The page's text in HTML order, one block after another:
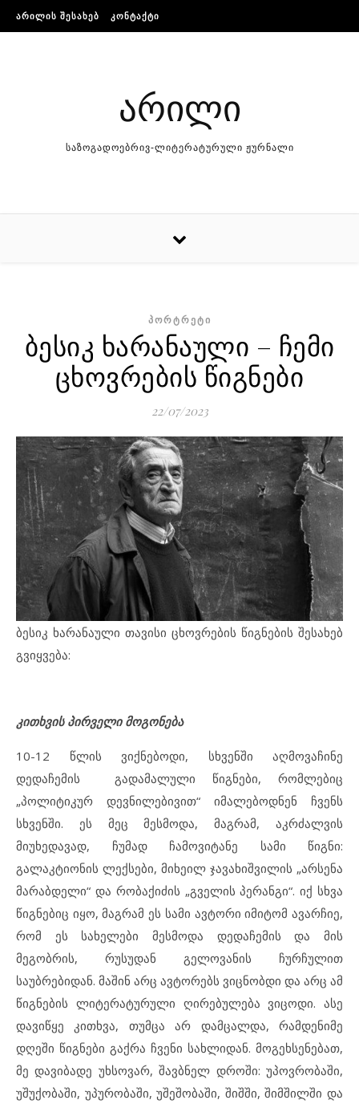
Skip to content
ᲐᲠᲘᲚᲘᲡ ᲨᲔᲡᲐᲮᲔᲑ ᲙᲝᲜᲢᲐᲥᲢᲘ
არილი
საზოგადოებრივ-ლიტერატურული ჟურნალი
ᲞᲝᲠᲢᲠᲔᲢᲘ
ბესიკ ხარანაული – ჩემი
ცხოვრების წიგნები
22/07/2023
ბესიკ ხარანაული თავისი ცხოვრების წიგნების შესახებ
გვიყვება:
კითხვის პირველი მოგონება
10-12 წლის ვიქნებოდი, სხვენში აღმოვაჩინე
დედაჩემის გადამალული წიგნები, რომლებიც
„პოლიტიკურ დევნილებივით“ იმალებოდნენ ჩვენს
სხვენში. ეს მეც მესმოდა, მაგრამ, აკრძალვის
მიუხედავად, ჩუმად ჩამოვიტანე სამი წიგნი:
გალაკტიონის ლექსები, მიხეილ ჯავახიშვილის „არსენა
მარაბდელი“ და რობაქიძის „გველის პერანგი“. იქ სხვა
წიგნებიც იყო, მაგრამ ეს სამი ავტორი იმიტომ ავარჩიე,
რომ ეს სახელები მესმოდა დედაჩემის და მის
მეგობრის, რუსუდან გელოვანის ჩურჩულით
საუბრებიდან. მაშინ არც ავტორებს ვიცნობდი და არც ამ
წიგნების ლიტერატურული ღირებულება ვიცოდი. ასე
დავიწყე კითხვა, თუმცა არ დამცალდა, რამდენიმე
დღეში წიგნები გაქრა ჩვენი სახლიდან. მოგეხსენებათ,
მე დავიბადე უხსოვარ, შავბნელ დროში: უპოვრობაში,
უშუქობაში, უპურობაში, უშეშობაში, შიშში, შიმშილში და